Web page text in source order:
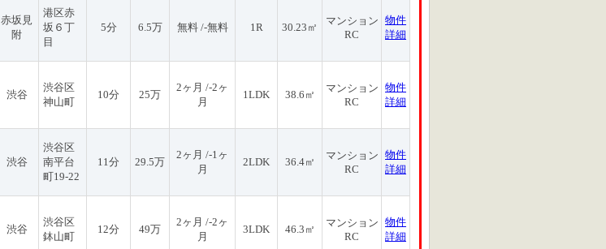
赤坂見
附
港区赤
坂６丁
目
5分 6.5万 無料 /-無料 1R 30.23㎡
マンション
RC
物件
詳細
渋谷
渋谷区
神山町
10分 25万
2ヶ月 /-2ヶ
月
1LDK 38.6㎡
マンション
RC
物件
詳細
渋谷
渋谷区
南平台
町19-22
11分 29.5万
2ヶ月 /-1ヶ
月
2LDK 36.4㎡
マンション
RC
物件
詳細
渋谷
渋谷区
鉢山町
12分 49万
2ヶ月 /-2ヶ
月
3LDK 46.3㎡
マンション
RC
物件
詳細